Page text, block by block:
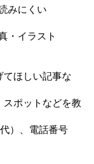
みにくい
・イラスト
ほしい記事な
ポットなどを教
）、電話番号